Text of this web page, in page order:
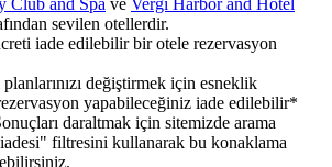
Club and Spa ve Vergi Harbor and Hotel
sevilen otellerdir.
iade edilebilir bir otele rezervasyon
değiştirmek için esneklik
yapabileceğiniz iade edilebilir*
daraltmak için sitemizde arama
filtresini kullanarak bu konaklama